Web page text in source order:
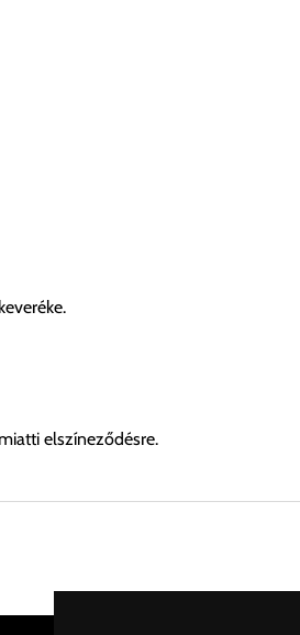
elszíneződésre.
Stúdiójában előre